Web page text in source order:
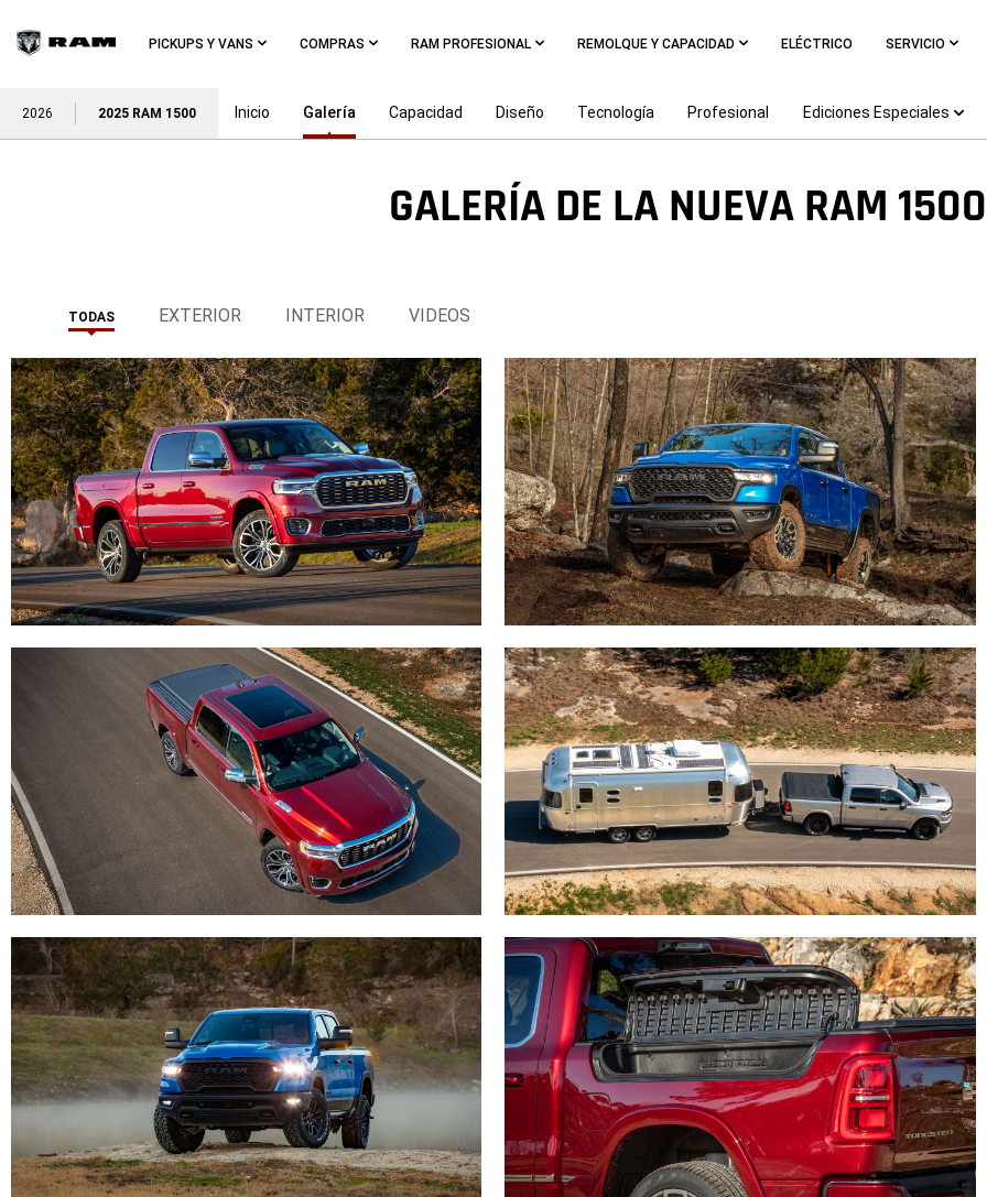
Main
PICKUPS Y VANS COMPRAS RAM PROFESIONAL REMOLQUE Y CAPACIDAD ELÉCTRICO SERVICIO
2026 2025 RAM 1500 Inicio Galería Capacidad Diseño Tecnología Profesional Ediciones Especiales
GALERÍA DE LA NUEVA RAM
TODAS EXTERIOR INTERIOR VIDEOS